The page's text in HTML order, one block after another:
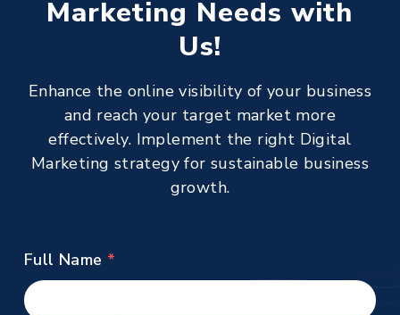
Marketing Needs with
Us!
Enhance the online visibility of your business
and reach your target market more
effectively. Implement the right Digital
Marketing strategy for sustainable business
growth.
Full Name